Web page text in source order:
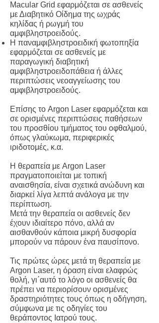
Macular Grid εφαρμόζεται σε ασθενείς
με Διαβητικό Οίδημα της ωχράς
κηλίδας ή ρωγμή του
αμφιβληστροειδούς.
Η παναμφιβληστροειδική φωτοπηξία
εφαρμόζεται σε ασθενείς με
παραγωγική διαβητική
αμφιβληστροειδοπάθεια ή άλλες
περιπτώσεις νεοαγγείωσης του
αμφιβληστροειδούς.
Επίσης το Argon Laser εφαρμόζεται και
σε ορισμένες περιπτώσεις παθήσεων
του προσθίου τμήματος του οφθαλμού,
όπως γλαύκωμα, περιφερικές
ιριδοτομές, κ.α.
Η θεραπεία με Argon Laser
πραγματοποιείται με τοπική
αναισθησία, είναι σχετικά ανώδυνη και
διαρκεί λίγα λεπτά ανάλογα με την
περίπτωση.
Μετά την θεραπεία οι ασθενείς δεν
έχουν ιδιαίτερο πόνο, αλλά αν
αισθανθούν κάποια μικρή δυσφορία
μπορούν να πάρουν ένα παυσίπονο.
Τις πρώτες ώρες μετά τη θεραπεία με
Argon Laser, η όραση είναι ελαφρώς
θολή, γι΄αυτό το λόγο οι ασθενείς θα
πρέπει να περιορίσουν ορισμένες
δραστηριότητες τους όπως η οδήγηση,
σύμφωνα με τις οδηγίες του
θεράποντος Ιατρού τους.